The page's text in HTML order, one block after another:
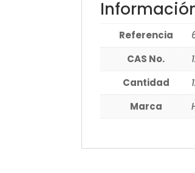
Referencia
CAS No.
Cantidad
Marca